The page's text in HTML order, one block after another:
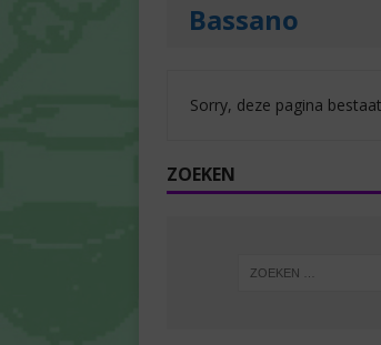
Bassano
Sorry, deze pagina
ZOEKEN